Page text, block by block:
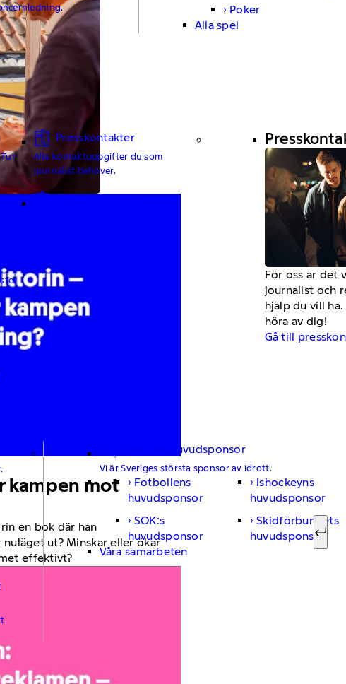
Poker
Alla spel
Presskontakter
Alla kontaktuppgifter du som
journalist behöver.
Våra logotyper
För oss är det
journalist och
hjälp du vill
höra av dig!
Gå till
Sveriges huvudsponsor
Vi är Sveriges största sponsor av idrott.
Fotbollens
huvudsponsor
Ishockeyns
huvudsponsor
SOK:s
huvudsponsor
Skidförbundets
huvudsponsor
Våra samarbeten
Sök
kampen mot
en bok där han
ut? Minskar eller ökar
effektivt?